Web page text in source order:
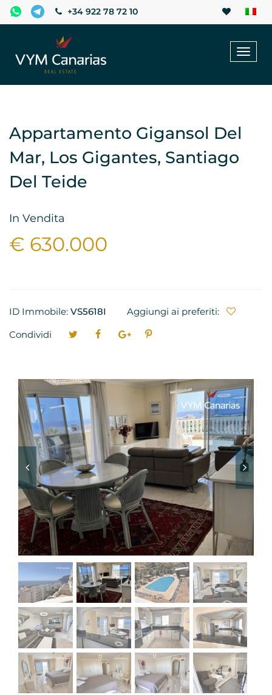
+34 922 78 72 10
Appartamento Gigansol Del
Mar, Los Gigantes, Santiago
Del Teide
In Vendita
€ 630.000
ID Immobile: VS5618I
Aggiungi ai preferiti:
Condividi